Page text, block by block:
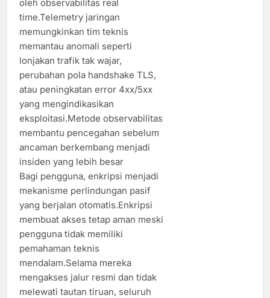
oleh observabilitas real
time.Telemetry jaringan
memungkinkan tim teknis
memantau anomali seperti
lonjakan trafik tak wajar,
perubahan pola handshake TLS,
atau peningkatan error 4xx/5xx
yang mengindikasikan
eksploitasi.Metode observabilitas
membantu pencegahan sebelum
ancaman berkembang menjadi
insiden yang lebih besar
Bagi pengguna, enkripsi menjadi
mekanisme perlindungan pasif
yang berjalan otomatis.Enkripsi
membuat akses tetap aman meski
pengguna tidak memiliki
pemahaman teknis
mendalam.Selama mereka
mengakses jalur resmi dan tidak
melewati tautan tiruan, seluruh